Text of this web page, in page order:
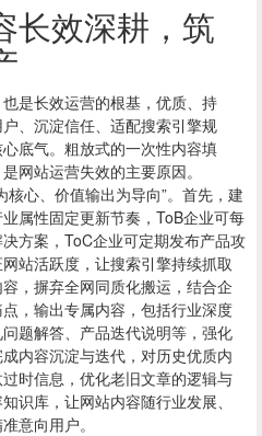
长效深耕，筑
是长效运营的根基，优质、持
、沉淀信任、适配搜索引擎规
底气。粗放式的一次性内容填
网站运营失效的主要原因。
心、价值输出为导向”。首先，建
属性固定更新节奏，ToB企业可每
方案，ToC企业可定期发布产品攻
站活跃度，让搜索引擎持续抓取
，摒弃全网同质化搬运，结合企
，输出专属内容，包括行业深度
题解答、产品迭代说明等，强化
内容沉淀与迭代，对历史优质内
时信息，优化老旧文章的逻辑与
识库，让网站内容随行业发展、
意向用户。